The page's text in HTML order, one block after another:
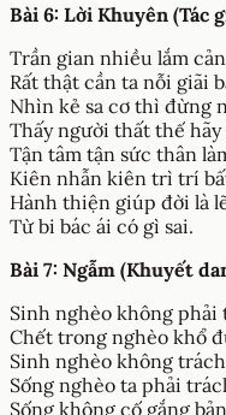
Bài 6: Lời Khuyên (Tác
Trần gian nhiều lắm
Rất thật cần ta nỗi giãi
Nhìn kẻ sa cơ thì đừng
Thấy người thất thế hãy
Tận tâm tận sức thân
Kiên nhẫn kiên trì trí
Hành thiện giúp đời là
Từ bi bác ái có gì sai.
Bài 7: Ngẫm (Khuyết
Sinh nghèo không phải
Chết trong nghèo khổ
Sinh nghèo không
Sống nghèo ta phải
Sống không cố gắng